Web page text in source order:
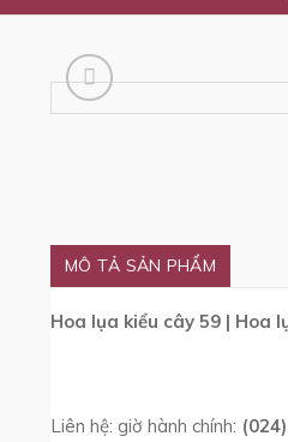
MÔ TẢ SẢN PHẨM
Hoa lụa kiểu cây 59 | Hoa
Liên hệ: giờ hành chính: